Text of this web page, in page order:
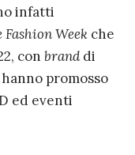
infatti
Fashion Week che
con branddi
promosso
ed eventi